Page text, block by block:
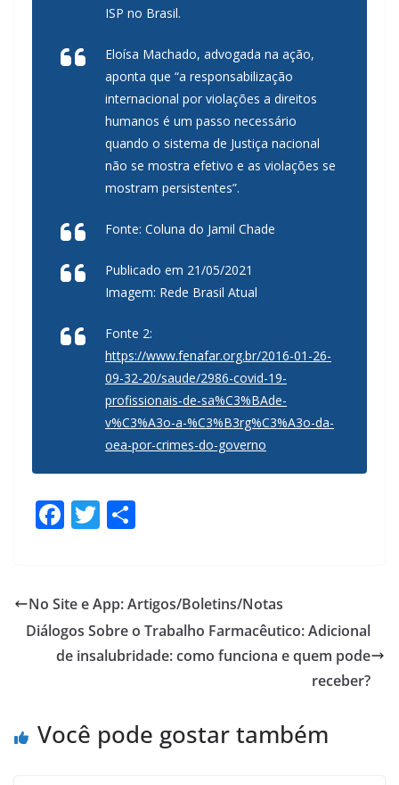
ISP no Brasil.
Eloísa Machado, advogada na ação,
aponta que “a responsabilização
internacional por violações a direitos
humanos é um passo necessário
quando o sistema de Justiça nacional
não se mostra efetivo e as violações se
mostram persistentes”.
Fonte: Coluna do Jamil Chade
Publicado em 21/05/2021
Imagem: Rede Brasil Atual
Fonte 2:
https://www.fenafar.org.br/2016-01-26-
09-32-20/saude/2986-covid-19-
profissionais-de-sa%C3%BAde-
v%C3%A3o-a-%C3%B3rg%C3%A3o-da-
oea-por-crimes-do-governo
F
b
o
o
T
er e
No Site e App: Artigos/Boletins/Notas
Diálogos Sobre o Trabalho Farmacêutico: Adicional
de insalubridade: como funciona e quem pode
receber?
Você pode gostar também